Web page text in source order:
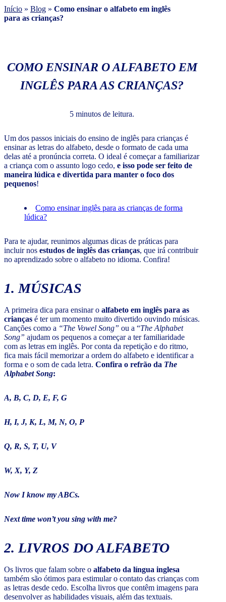
Início » Blog » Como ensinar o alfabeto em inglês
para as crianças?
COMO ENSINAR O ALFABETO EM
INGLÊS PARA AS CRIANÇAS?
5 minutos de leitura.
Um dos passos iniciais do ensino de inglês para crianças é
ensinar as letras do alfabeto, desde o formato de cada uma
delas até a pronúncia correta. O ideal é começar a familiarizar
a criança com o assunto logo cedo, e isso pode ser feito de
maneira lúdica e divertida para manter o foco dos
pequenos!
Como ensinar inglês para as crianças de forma
lúdica?
Para te ajudar, reunimos algumas dicas de práticas para
incluir nos estudos de inglês das crianças, que irá contribuir
no aprendizado sobre o alfabeto no idioma. Confira!
1. MÚSICAS
A primeira dica para ensinar o alfabeto em inglês para as
crianças é ter um momento muito divertido ouvindo músicas.
Canções como a “The Vowel Song” ou a “The Alphabet
Song” ajudam os pequenos a começar a ter familiaridade
com as letras em inglês. Por conta da repetição e do ritmo,
fica mais fácil memorizar a ordem do alfabeto e identificar a
forma e o som de cada letra. Confira o refrão da The
Alphabet Song:
A, B, C, D, E, F, G
H, I, J, K, L, M, N, O, P
Q, R, S, T, U, V
W, X, Y, Z
Now I know my ABCs.
Next time won’t you sing with me?
2. LIVROS DO ALFABETO
Os livros que falam sobre o alfabeto da língua inglesa
também são ótimos para estimular o contato das crianças com
as letras desde cedo. Escolha livros que contêm imagens para
desenvolver as habilidades visuais, além das textuais.